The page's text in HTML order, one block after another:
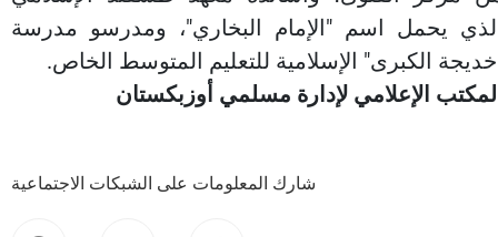
يحمل اسم "الإمام البخاري"، ومدرسو مدرسة
الكبرى" الإسلامية للتعليم المتوسط الخاص.
الإعلامي لإدارة مسلمي أوزبكستان
شارك المعلومات على الشبكات الاجتماعية